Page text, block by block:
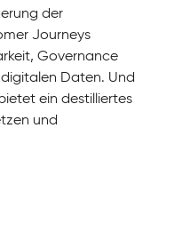
der
Journeys
Governance
Daten. Und
ein destilliertes
und